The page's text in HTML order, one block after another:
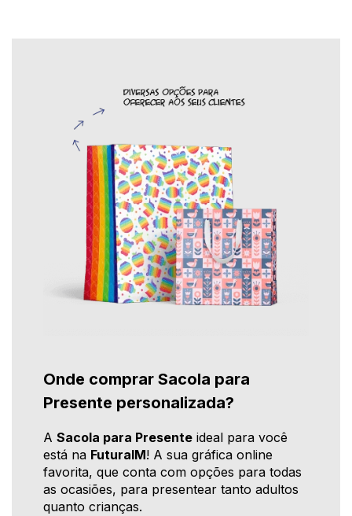
Onde comprar Sacola para
Presente personalizada?
A Sacola para Presente ideal para você
está na FuturaIM! A sua gráfica online
favorita, que conta com opções para todas
as ocasiões, para presentear tanto adultos
quanto crianças.